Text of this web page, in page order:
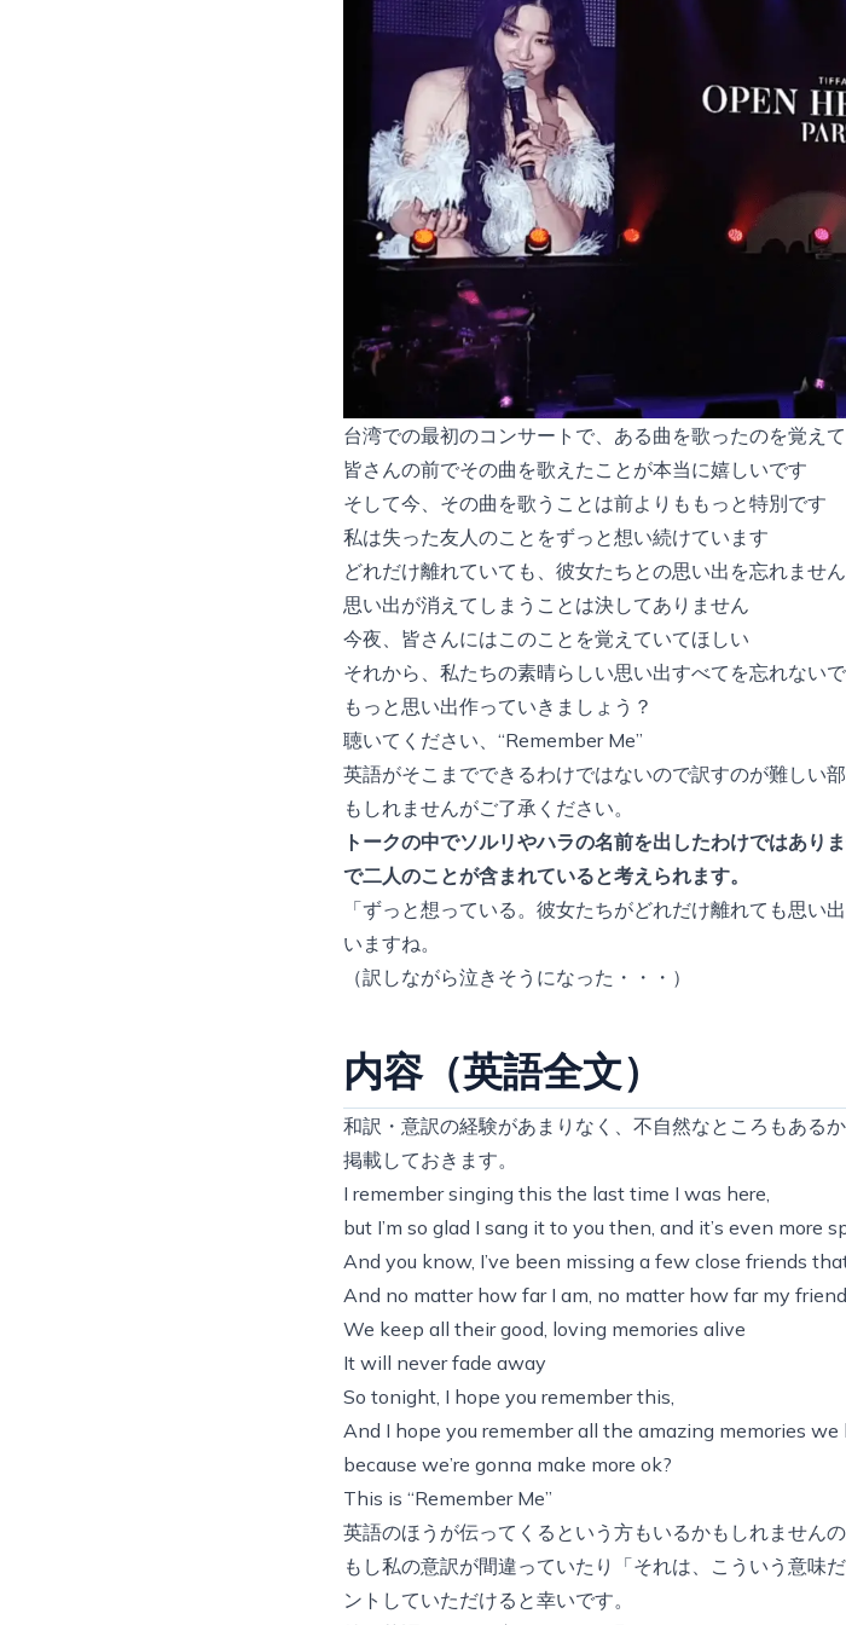
台湾での最初のコンサートで、ある曲を歌ったのを覚え
皆さんの前でその曲を歌えたことが本当に嬉しいです
そして今、その曲を歌うことは前よりももっと特別です
私は失った友人のことをずっと想い続けています
どれだけ離れていても、彼女たちとの思い出を忘れません
思い出が消えてしまうことは決してありません
今夜、皆さんにはこのことを覚えていてほしい
それから、私たちの素晴らしい思い出すべてを忘れない
もっと思い出作っていきましょう？
聴いてください、“Remember Me”
英語がそこまでできるわけではないので訳すのが難しい
もしれませんがご了承ください。
トークの中でソルリやハラの名前を出したわけではあり
で二人のことが含まれていると考えられます。
「ずっと想っている。彼女たちがどれだけ離れても思い
いますね。
（訳しながら泣きそうになった・・・）
内容（英語全文）
和訳・意訳の経験があまりなく、不自然なところもある
掲載しておきます。
I remember singing this the last time I was here,
but I’m so glad I sang it to you then, and it’s even more
And you know, I’ve been missing a few close friends
And no matter how far I am, no matter how far my
We keep all their good, loving memories alive
It will never fade away
So tonight, I hope you remember this,
And I hope you remember all the amazing memories we
because we’re gonna make more ok?
This is “Remember Me”
英語のほうが伝ってくるという方もいるかもしれません
もし私の意訳が間違っていたり「それは、こういう意味
ントしていただけると幸いです。